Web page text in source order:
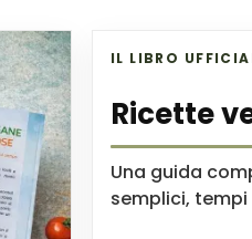
IL LIBRO
Ricette
Una guida
semplici,